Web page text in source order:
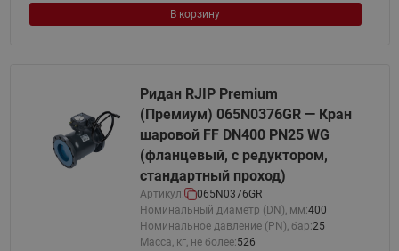
В корзину
Ридан RJIP Premium
(Премиум) 065N0376GR — Кран
шаровой FF DN400 PN25 WG
(фланцевый, с редуктором,
стандартный проход)
Артикул:
065N0376GR
Номинальный диаметр (DN), мм:400
Номинальное давление (PN), бар:25
Масса, кг, не более:526